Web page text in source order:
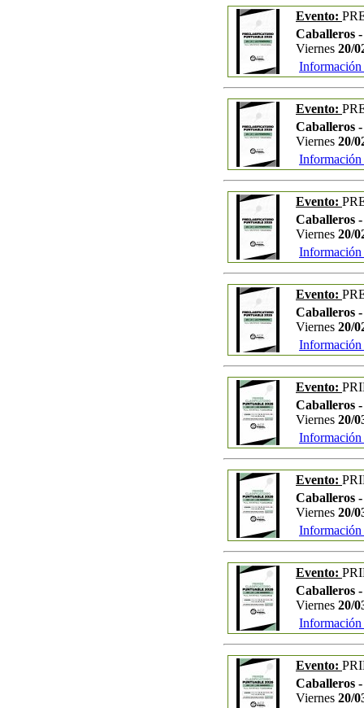
Evento:
Caballeros
Viernes 20/
Información
Evento:
Caballeros
Viernes 20/
Información
Evento:
Caballeros
Viernes 20/
Información
Evento:
Caballeros
Viernes 20/
Información
Evento:
Caballeros
Viernes 20/
Información
Evento:
Caballeros
Viernes 20/
Información
Evento:
Caballeros
Viernes 20/
Información
Evento:
Caballeros
Viernes 20/